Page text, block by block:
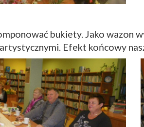
bukiety. Jako wazon
Efekt końcowy